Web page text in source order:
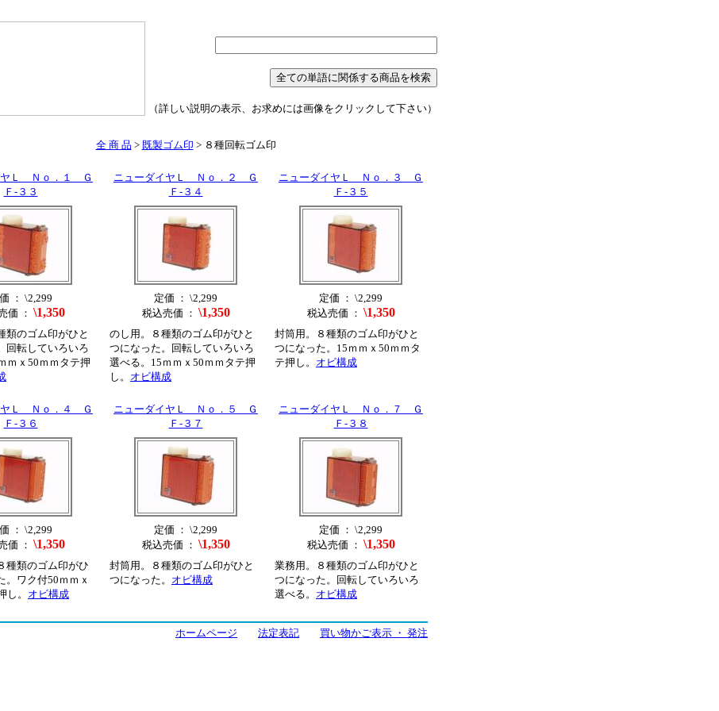
（詳しい説明の表示、お求めには画像をクリックして下さい）
全 商 品 > 既製ゴム印 > ８種回転ゴム印
ヤＬ Ｎｏ．１ Ｇ
Ｆ‐３３
ニューダイヤＬ Ｎｏ．２ Ｇ
Ｆ‐３４
ニューダイヤＬ Ｎｏ．３ Ｇ
Ｆ‐３５
： \2,299
価 ： \1,350
定価 ： \2,299
税込売価 ： \1,350
定価 ： \2,299
税込売価 ： \1,350
類のゴム印がひと
回転していろいろ
ｍｘ50ｍｍタテ押
のし用。８種類のゴム印がひと
つになった。回転していろいろ
選べる。15ｍｍｘ50ｍｍタテ押
し。 オビ構成
封筒用。８種類のゴム印がひと
つになった。15ｍｍｘ50ｍｍタ
テ押し。 オビ構成
ヤＬ Ｎｏ．４ Ｇ
Ｆ‐３６
ニューダイヤＬ Ｎｏ．５ Ｇ
Ｆ‐３７
ニューダイヤＬ Ｎｏ．７ Ｇ
Ｆ‐３８
： \2,299
価 ： \1,350
定価 ： \2,299
税込売価 ： \1,350
定価 ： \2,299
税込売価 ： \1,350
種類のゴム印がひ
。ワク付50ｍｍｘ
し。 オビ構成
封筒用。８種類のゴム印がひと
つになった。 オビ構成
業務用。８種類のゴム印がひと
つになった。回転していろいろ
選べる。 オビ構成
ホームページ 法定表記 買い物かご表示 ・ 発注